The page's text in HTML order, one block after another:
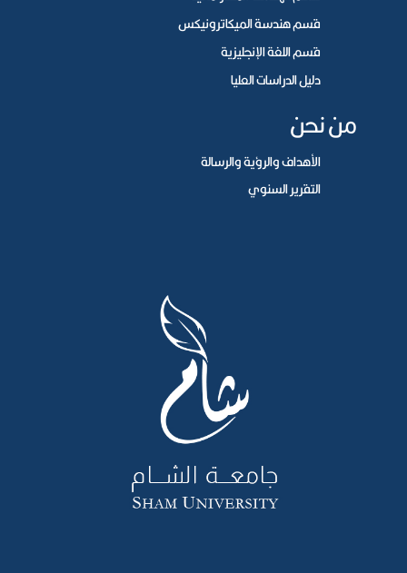
قسم هندسة الميكاترونيكس
قسم اللغة الإنجليزية
دليل الدراسات العليا
من نحن
الأهداف والرؤية والرسالة
التقرير السنوي